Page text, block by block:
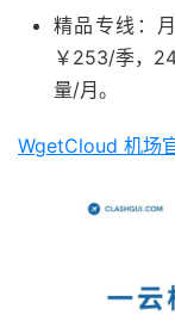
精品专线：
￥253/季，
量/月。
WgetCloud 机场